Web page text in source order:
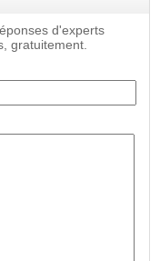
d'experts
gratuitement.